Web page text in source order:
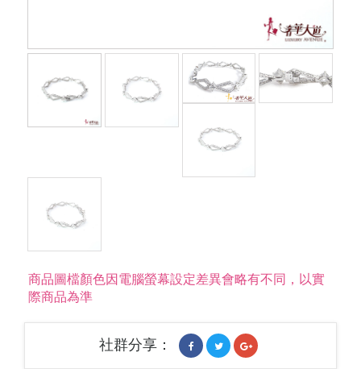
商品圖檔顏色因電腦螢幕設定差異會略有不同，以實
際商品為準
社群分享：